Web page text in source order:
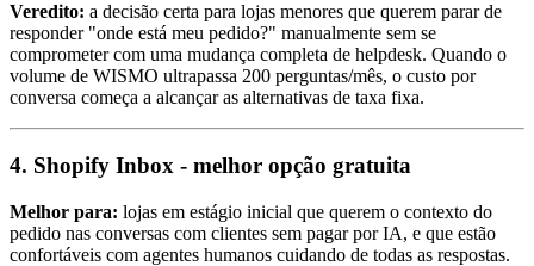
Veredito: a decisão certa para lojas menores que querem parar de
responder "onde está meu pedido?" manualmente sem se
comprometer com uma mudança completa de helpdesk. Quando o
volume de WISMO ultrapassa 200 perguntas/mês, o custo por
conversa começa a alcançar as alternativas de taxa fixa.
4. Shopify Inbox - melhor opção gratuita
Melhor para: lojas em estágio inicial que querem o contexto do
pedido nas conversas com clientes sem pagar por IA, e que estão
confortáveis com agentes humanos cuidando de todas as respostas.